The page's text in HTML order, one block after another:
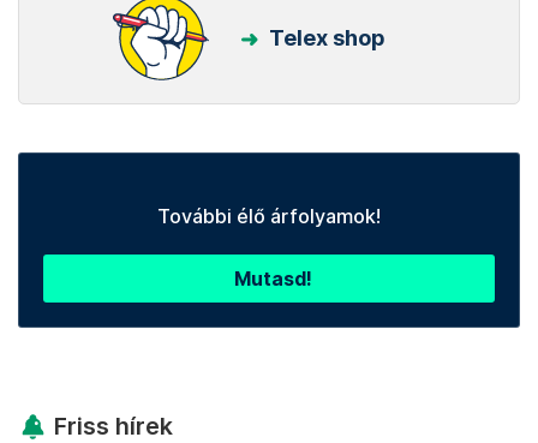
Telex shop
További élő árfolyamok!
Mutasd!
Friss hírek